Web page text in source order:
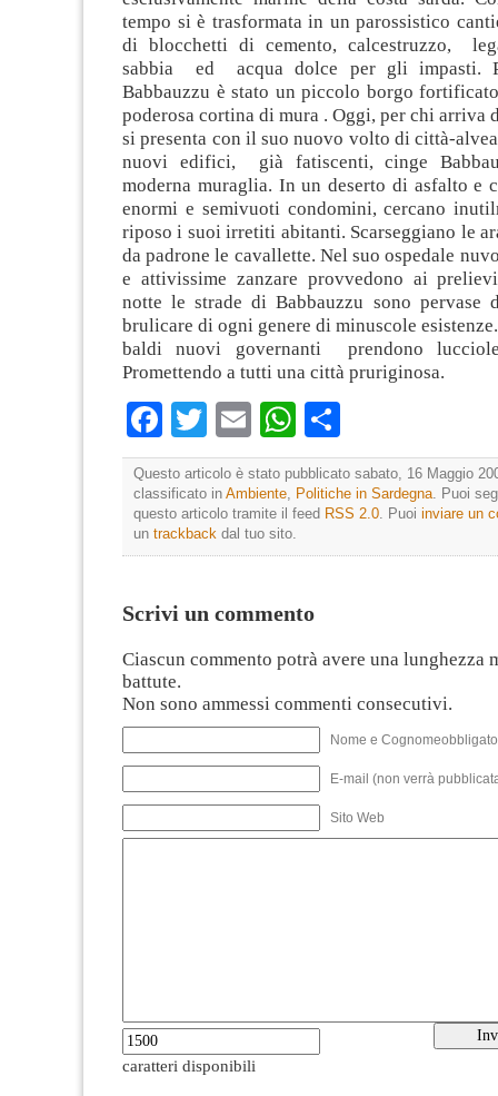
tempo si è trasformata in un parossistico
di blocchetti di cemento, calcestruzzo,
sabbia ed acqua dolce per gli impasti.
Babbauzzu è stato un piccolo borgo
poderosa cortina di mura . Oggi, per chi arriva
si presenta con il suo nuovo volto di città-
nuovi edifici, già fatiscenti, cinge
moderna muraglia. In un deserto di asfalto e
enormi e semivuoti condomini, cercano
riposo i suoi irretiti abitanti. Scarseggiano le
da padrone le cavallette. Nel suo ospedale
e attivissime zanzare provvedono ai
notte le strade di Babbauzzu sono pervase
brulicare di ogni genere di minuscole
baldi nuovi governanti prendono
Promettendo a tutti una città pruriginosa.
Facebook
TwitterEmailWhatsApp
Questo articolo è stato pubblicato sabato, 16 Maggio
classificato in Ambiente Politiche in Sardegna . Puoi
questo articolo tramite il feed RSS 2.0 . Puoi inviare un
un trackback dal tuo sito.
Scrivi un commento
Ciascun commento potrà avere una lunghezza
battute.
Non sono ammessi commenti consecutivi.
Nome e
E-mail (non verrà
Sito Web
caratteri disponibili